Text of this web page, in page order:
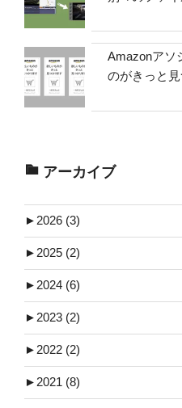
Amazonアソ
のがきっと
アーカイブ
►2026 (3)
►2025 (2)
►2024 (6)
►2023 (2)
►2022 (2)
►2021 (8)